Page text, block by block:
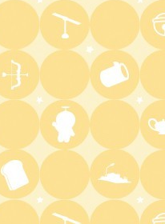
んちゃん 【スワン
だゾ】
【ウラメシズキ